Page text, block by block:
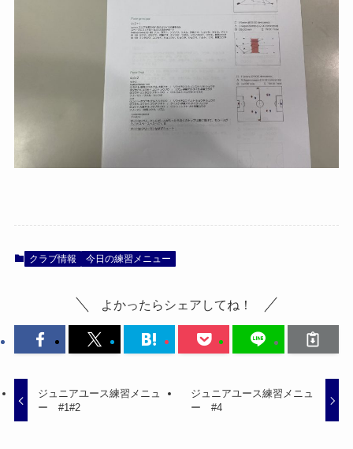
クラブ情報 今日の練習メニュー
よかったらシェアしてね！
ジュニアユース練習メニュ
ー #1#2
ジュニアユース練習メニュ
ー #4